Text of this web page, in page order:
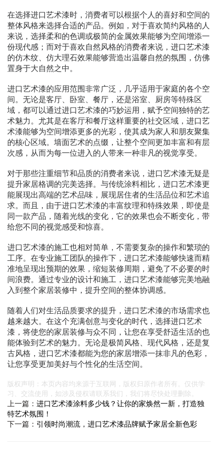
在选择进口艺术漆时，消费者可以根据个人的喜好和空间的
整体风格来选择合适的产品。例如，对于喜欢简约风格的人
来说，选择柔和的色调或极简的金属效果能够为空间增添一
份现代感；而对于喜欢自然风格的消费者来说，进口艺术漆
的仿木纹、仿大理石效果能够营造出温馨自然的氛围，仿佛
置身于大自然之中。
进口艺术漆的应用范围非常广泛，几乎适用于家庭的各个空
间。无论是客厅、卧室、餐厅，还是浴室、厨房等特殊区
域，都可以通过进口艺术漆的巧妙运用，赋予空间独特的艺
术魅力。尤其是在客厅和餐厅这样重要的社交区域，进口艺
术漆能够为空间增添更多的光彩，使其成为家人和朋友聚集
的核心区域。墙面艺术的点缀，让整个空间更加丰富和有层
次感，从而为每一位进入的人带来一种非凡的视觉享受。
对于那些注重细节和品质的消费者来说，进口艺术漆无疑是
提升家居格调的完美选择。与传统涂料相比，进口艺术漆更
能展现出高端的艺术品味，展现居住者的生活品位和艺术追
求。而且，由于进口艺术漆的丰富纹理和特殊效果，即使是
同一款产品，随着光线的变化，它的效果也会不断变化，带
给您不同的视觉感受和惊喜。
进口艺术漆的施工也相对简单，不需要复杂的操作和繁琐的
工序。在专业施工团队的操作下，进口艺术漆能够快速而精
准地呈现出预期的效果，缩短装修周期，避免了不必要的时
间浪费。通过专业的设计和施工，进口艺术漆能够完美地融
入到整个家居装修中，提升空间的整体协调感。
随着人们对生活品质要求的提升，进口艺术漆的市场需求也
越来越大。在这个充满创意与变化的时代，选择进口艺术
漆，将使您的家居装修与众不同，让您在享受舒适生活的也
能体验到艺术的魅力。无论是极简风格、现代风格，还是复
古风格，进口艺术漆都能为您的家居增添一抹非凡的色彩，
让您享受更加美好与个性化的生活空间。
版权声明：本页内容均来源于互联网，版权归原作者所有。仅供学
习、交流使用，如涉及侵权请联系我们，我们将尽快处理删除。
上一篇： 进口艺术漆涂料多少钱？让你的家焕然一新，打造独
特艺术氛围！
下一篇： 引领时尚潮流，进口艺术漆品牌赋予家居全新色彩